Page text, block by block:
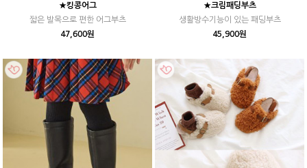
★킹콩어그
짧은 발목으로 편한 어그부츠
47,600원
★크림패딩부츠
생활방수기능이 있는 패딩부츠
45,900원